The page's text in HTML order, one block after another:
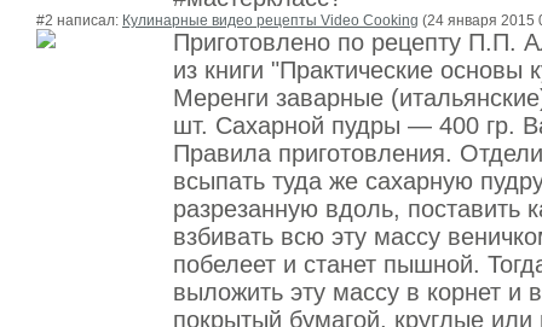
#2 написал: Кулинарные видео рецепты Video Cooking (24 января 2015
Приготовлено по рецепту П.П.
из книги "Практические основы
Меренги заварные
шт. Сахарной пудры — 400 гр.
Правила приготовления.
всыпать туда же сахарную
разрезанную вдоль, поставить
взбивать всю эту массу
побелеет и станет пышной.
выложить эту массу в корнет и
покрытый бумагой, круглые